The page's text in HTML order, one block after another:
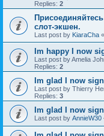
Replies: 2
слот-экшен.
Last post by KiaraCha «
Im happy I now
Last post byAmelia
Replies: 2
Im glad I now
Last post by Thierry
Replies: 3
Im glad I now
Last post by AnnieW30